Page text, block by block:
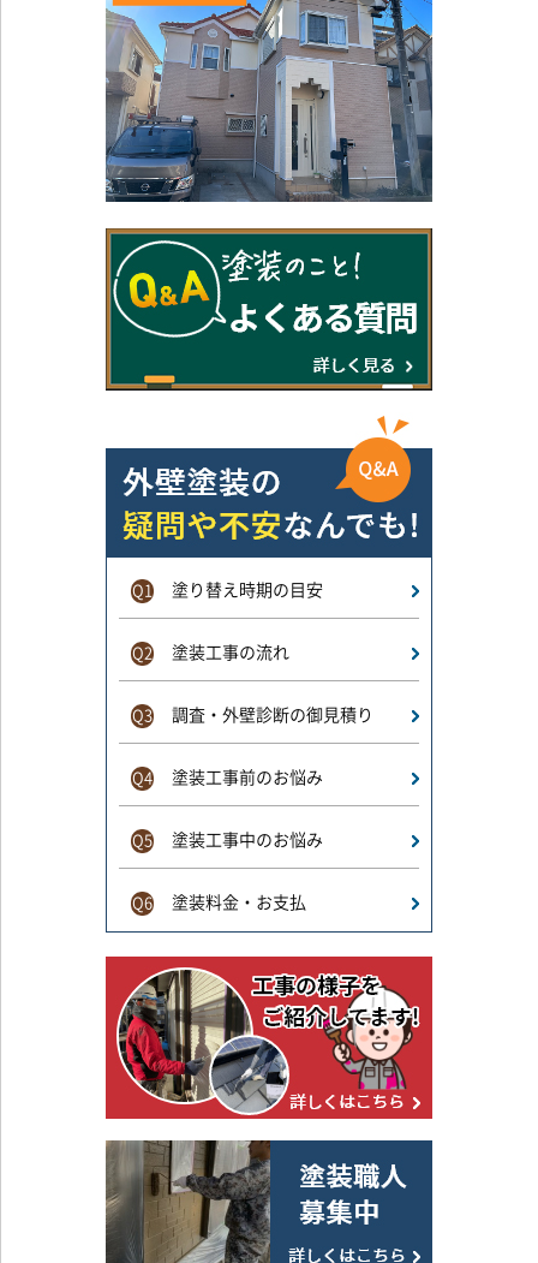
Q1 塗り替え時期の目安
Q2 塗装工事の流れ
Q3 調査・外壁診断の御見積り
Q4 塗装工事前のお悩み
Q5 塗装工事中のお悩み
Q6 塗装料金・お支払